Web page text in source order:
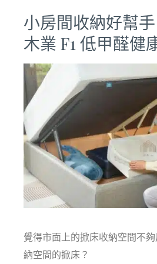
小房間收納好幫
木業 F1 低甲醛健
覺得市面上的掀床收納空間不
納空間的掀床？